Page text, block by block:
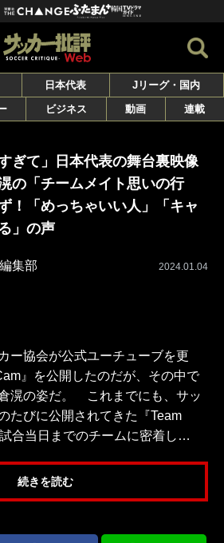
日本代表
Jリーグ・国内
ビジネス 動画 連載
ぎて」日本代表の舞台裏映像
の「チームメイト思いの行
！「めっちゃいい人」「キャ
」の声
集部 2024.01.04
ー協会が公式ユーチューブを更
』を公開したのだが、その中で
滉の姿だ。 これまでにも、サッ
たびに公開されてきた『Team
合当日までのチームに密着し…
続きを読む